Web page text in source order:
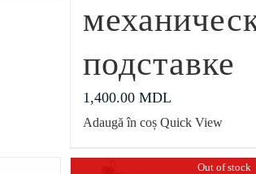
подставке
1,400.00MDL
Adaugă în coș Quick View
Out of stock